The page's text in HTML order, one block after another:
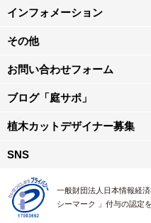
インフォメーション
その他
お問い合わせフォーム
ブログ「庭サポ」
植木カットデザイナー募集
SNS
一般財団法人日本情報経
シーマーク 」付与の認定